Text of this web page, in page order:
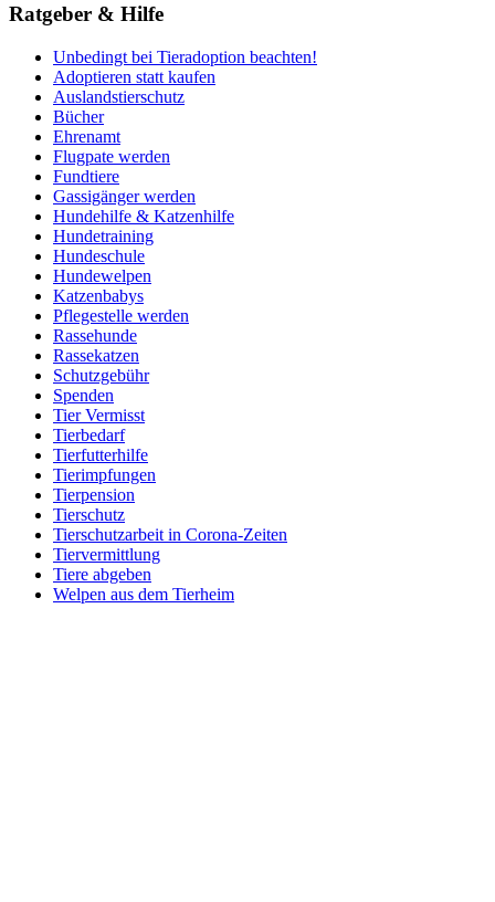
Ratgeber & Hilfe
Unbedingt bei Tieradoption beachten!
Adoptieren statt kaufen
Auslandstierschutz
Bücher
Ehrenamt
Flugpate werden
Fundtiere
Gassigänger werden
Hundehilfe & Katzenhilfe
Hundetraining
Hundeschule
Hundewelpen
Katzenbabys
Pflegestelle werden
Rassehunde
Rassekatzen
Schutzgebühr
Spenden
Tier Vermisst
Tierbedarf
Tierfutterhilfe
Tierimpfungen
Tierpension
Tierschutz
Tierschutzarbeit in Corona-Zeiten
Tiervermittlung
Tiere abgeben
Welpen aus dem Tierheim